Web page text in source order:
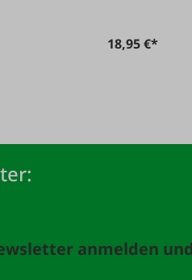
18,95 €*
anmelden